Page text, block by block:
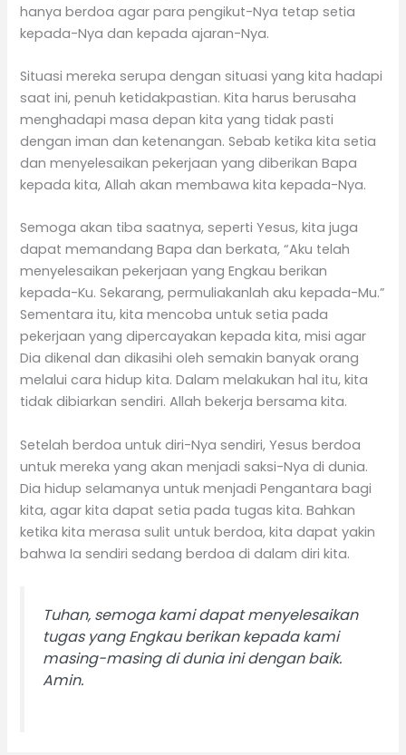
hanya berdoa agar para pengikut-Nya tetap setia
kepada-Nya dan kepada ajaran-Nya.
Situasi mereka serupa dengan situasi yang kita hadapi
saat ini, penuh ketidakpastian. Kita harus berusaha
menghadapi masa depan kita yang tidak pasti
dengan iman dan ketenangan. Sebab ketika kita setia
dan menyelesaikan pekerjaan yang diberikan Bapa
kepada kita, Allah akan membawa kita kepada-Nya.
Semoga akan tiba saatnya, seperti Yesus, kita juga
dapat memandang Bapa dan berkata, “Aku telah
menyelesaikan pekerjaan yang Engkau berikan
kepada-Ku. Sekarang, permuliakanlah aku kepada-Mu.”
Sementara itu, kita mencoba untuk setia pada
pekerjaan yang dipercayakan kepada kita, misi agar
Dia dikenal dan dikasihi oleh semakin banyak orang
melalui cara hidup kita. Dalam melakukan hal itu, kita
tidak dibiarkan sendiri. Allah bekerja bersama kita.
Setelah berdoa untuk diri-Nya sendiri, Yesus berdoa
untuk mereka yang akan menjadi saksi-Nya di dunia.
Dia hidup selamanya untuk menjadi Pengantara bagi
kita, agar kita dapat setia pada tugas kita. Bahkan
ketika kita merasa sulit untuk berdoa, kita dapat yakin
bahwa Ia sendiri sedang berdoa di dalam diri kita.
Tuhan, semoga kami dapat menyelesaikan
tugas yang Engkau berikan kepada kami
masing-masing di dunia ini dengan baik.
Amin.